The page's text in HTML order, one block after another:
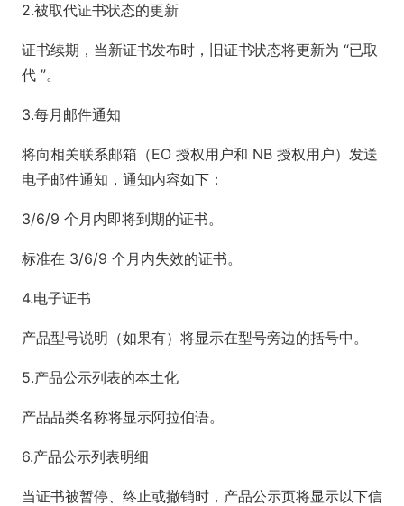
2.被取代证书状态的更新
证书续期，当新证书发布时，旧证书状态将更新为 “已取
代 ”。
3.每月邮件通知
将向相关联系邮箱（EO 授权用户和 NB 授权用户）发送
电子邮件通知，通知内容如下：
3/6/9 个月内即将到期的证书。
标准在 3/6/9 个月内失效的证书。
4.电子证书
产品型号说明（如果有）将显示在型号旁边的括号中。
5.产品公示列表的本土化
产品品类名称将显示阿拉伯语。
6.产品公示列表明细
当证书被暂停、终止或撤销时，产品公示页将显示以下信